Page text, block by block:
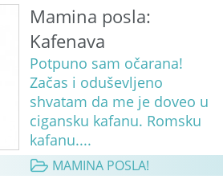
Mamina posla:
Kafenava
Potpuno sam očarana!
Začas i oduševljeno
shvatam da me je doveo u
cigansku kafanu. Romsku
kafanu....
MAMINA POSLA!